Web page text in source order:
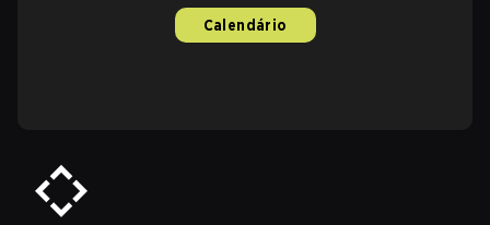
Calendário